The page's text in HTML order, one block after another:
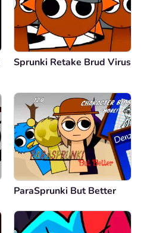
Sprunki Retake Brud Virus
ParaSprunki But Better